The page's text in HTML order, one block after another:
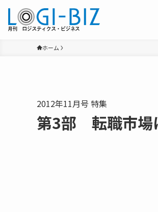
ホーム
2012年11月号 特集
第3部 転職市場